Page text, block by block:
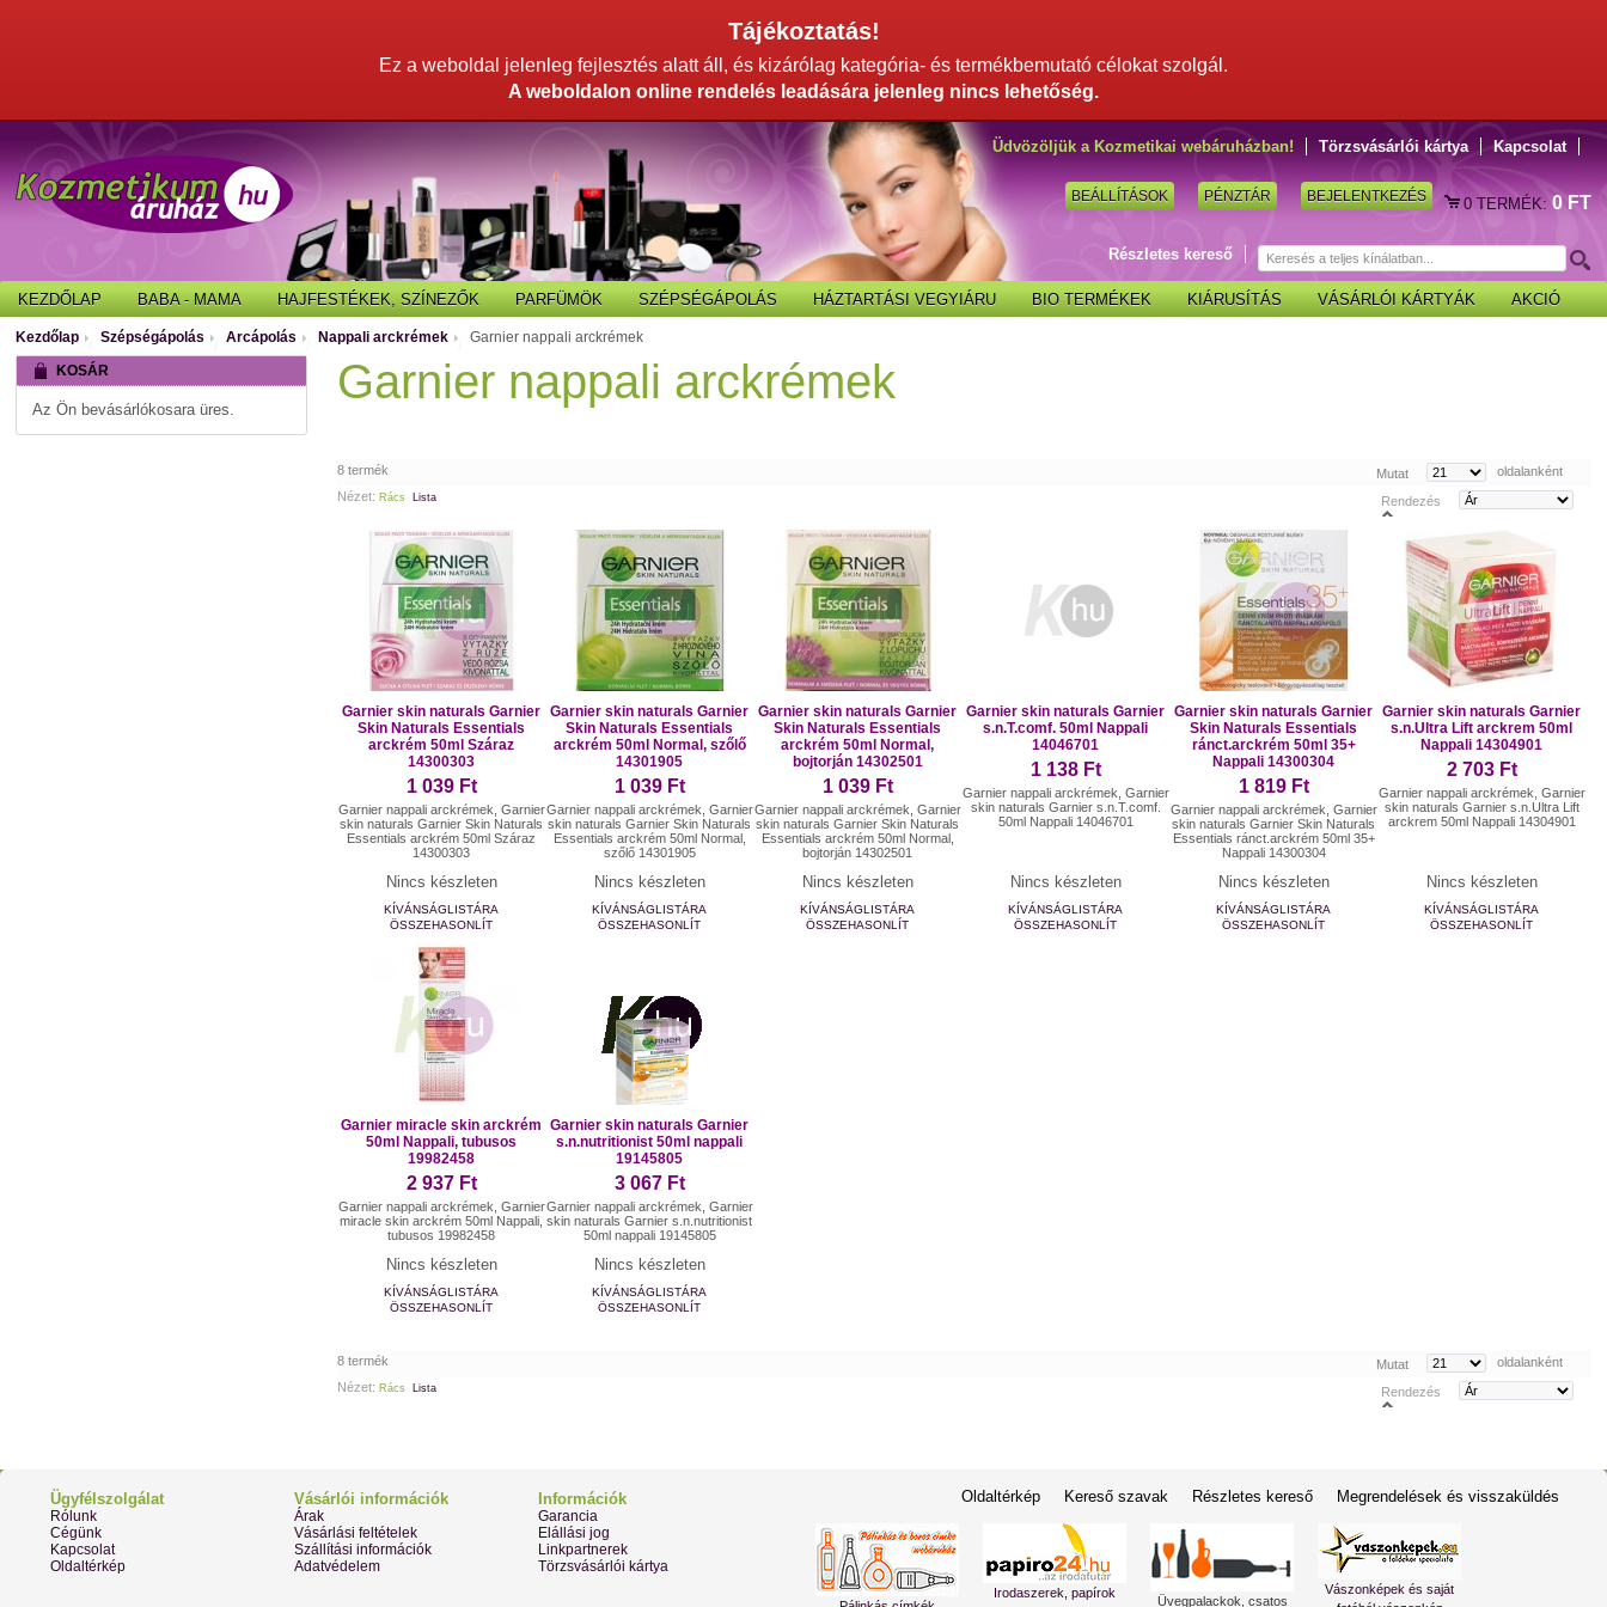
Tájékoztatás!
Ez a weboldal jelenleg fejlesztés alatt áll, és kizárólag kategória- és termékbemutató célokat szolgál.
A weboldalon online rendelés leadására jelenleg nincs lehetőség.
Üdvözöljük a Kozmetikai webáruházban! Törzsvásárlói kártya Kapcsolat
0TERMÉK: 0 FT
BEÁLLÍTÁSOK PÉNZTÁR BEJELENTKEZÉS
Részletes kereső
KEZDŐLAP BABA - MAMA HAJFESTÉKEK, SZÍNEZŐK PARFÜMÖK SZÉPSÉGÁPOLÁS HÁZTARTÁSI VEGYIÁRU BIO TERMÉKEK KIÁRUSÍTÁS VÁSÁRLÓI KÁRTYÁK AKCIÓ
Kezdőlap Szépségápolás Arcápolás Nappali arckrémek Garnier nappali arckrémek
Garnier nappali arckrémek
8 termék Mutat
oldalanként
Nézet: Rács Lista Rendezés
Garnier skin naturals Garnier
Skin Naturals Essentials
arckrém 50ml Száraz
14300303
1 039 Ft
Garnier nappali arckrémek, Garnier
skin naturals Garnier Skin Naturals
Essentials arckrém 50ml Száraz
14300303
Nincs készleten
KÍVÁNSÁGLISTÁRA
ÖSSZEHASONLÍT
Garnier skin naturals Garnier
Skin Naturals Essentials
arckrém 50ml Normal, szőlő
14301905
1 039 Ft
Garnier nappali arckrémek, Garnier
skin naturals Garnier Skin Naturals
Essentials arckrém 50ml Normal,
szőlő 14301905
Nincs készleten
KÍVÁNSÁGLISTÁRA
ÖSSZEHASONLÍT
Garnier skin naturals Garnier
Skin Naturals Essentials
arckrém 50ml Normal,
bojtorján 14302501
1 039 Ft
Garnier nappali arckrémek, Garnier
skin naturals Garnier Skin Naturals
Essentials arckrém 50ml Normal,
bojtorján 14302501
Nincs készleten
KÍVÁNSÁGLISTÁRA
ÖSSZEHASONLÍT
Garnier skin naturals Garnier
s.n.T.comf. 50ml Nappali
14046701
1 138 Ft
Garnier nappali arckrémek, Garnier
skin naturals Garnier s.n.T.comf.
50ml Nappali 14046701
Nincs készleten
KÍVÁNSÁGLISTÁRA
ÖSSZEHASONLÍT
Garnier skin naturals Garnier
Skin Naturals Essentials
ránct.arckrém 50ml 35+
Nappali 14300304
1 819 Ft
Garnier nappali arckrémek, Garnier
skin naturals Garnier Skin Naturals
Essentials ránct.arckrém 50ml 35+
Nappali 14300304
Nincs készleten
KÍVÁNSÁGLISTÁRA
ÖSSZEHASONLÍT
Garnier skin naturals Garnier
s.n.Ultra Lift arckrem 50ml
Nappali 14304901
2 703 Ft
Garnier nappali arckrémek, Garnier
skin naturals Garnier s.n.Ultra Lift
arckrem 50ml Nappali 14304901
Nincs készleten
KÍVÁNSÁGLISTÁRA
ÖSSZEHASONLÍT
Garnier miracle skin arckrém
50ml Nappali, tubusos
19982458
2 937 Ft
Garnier nappali arckrémek, Garnier
miracle skin arckrém 50ml Nappali,
tubusos 19982458
Nincs készleten
KÍVÁNSÁGLISTÁRA
ÖSSZEHASONLÍT
Garnier skin naturals Garnier
s.n.nutritionist 50ml nappali
19145805
3 067 Ft
Garnier nappali arckrémek, Garnier
skin naturals Garnier s.n.nutritionist
50ml nappali 19145805
Nincs készleten
KÍVÁNSÁGLISTÁRA
ÖSSZEHASONLÍT
8 termék Mutat
oldalanként
Nézet: Rács Lista Rendezés
KOSÁR
Az Ön bevásárlókosara üres.
Ügyfélszolgálat
Rólunk
Cégünk
Kapcsolat
Oldaltérkép
Vásárlói információk
Árak
Vásárlási feltételek
Szállítási információk
Adatvédelem
Információk
Garancia
Elállási jog
Linkpartnerek
Törzsvásárlói kártya
Oldaltérkép Kereső szavak Részletes kereső Megrendelések és visszaküldés
Irodaszerek, papírok
Üvegpalackok, csatos
Vászonképek és saját